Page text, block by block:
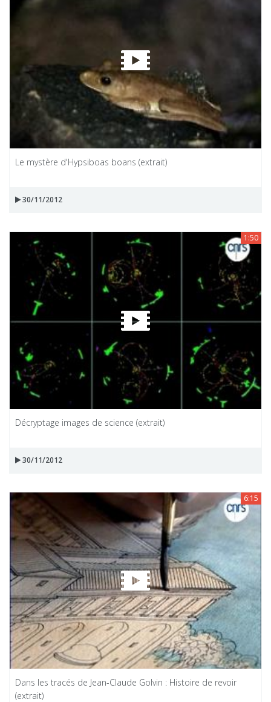
Le mystère d'Hypsiboas boans (extrait)
30/11/2012
1:50
Décryptage images de science (extrait)
30/11/2012
6:15
Dans les tracés de Jean-Claude Golvin : Histoire de revoir
(extrait)